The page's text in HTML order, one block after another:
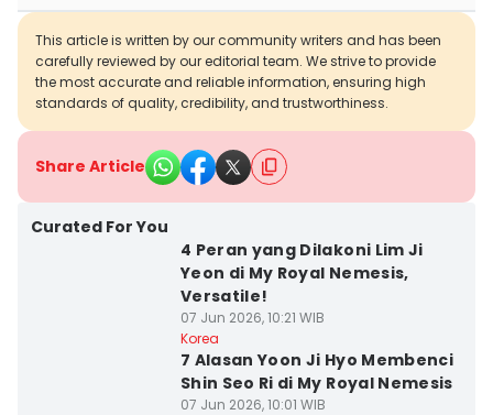
This article is written by our community writers and has been
carefully reviewed by our editorial team. We strive to provide
the most accurate and reliable information, ensuring high
standards of quality, credibility, and trustworthiness.
Share Article
Curated For You
4 Peran yang Dilakoni Lim Ji
Yeon di My Royal Nemesis,
Versatile!
07 Jun 2026, 10:21 WIB
Korea
7 Alasan Yoon Ji Hyo Membenci
Shin Seo Ri di My Royal Nemesis
07 Jun 2026, 10:01 WIB